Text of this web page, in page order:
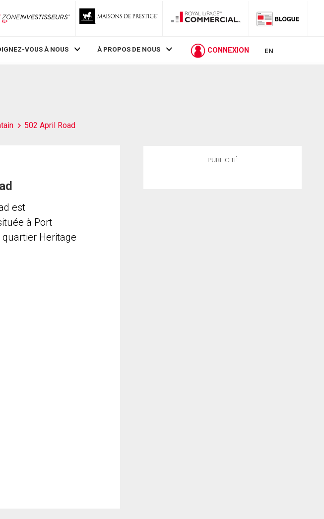
ZoneInvestisseurs RLP
VOUS À NOUS À PROPOS DE NOUS CONNEXION EN
502 April Road
est
à Port
Heritage
PUBLICITÉ